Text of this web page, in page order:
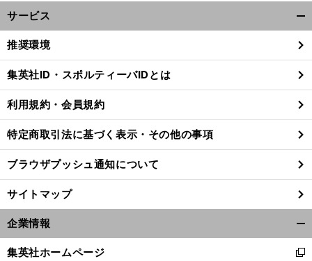
々
。
前
サービス
閉
る
推奨環境
集英社ID・スポルティーバIDとは
利用規約・会員規約
特定商取引法に基づく表示・その他の事項
ブラウザプッシュ通知について
サイトマップ
企業情報
集英社ホームページ
新